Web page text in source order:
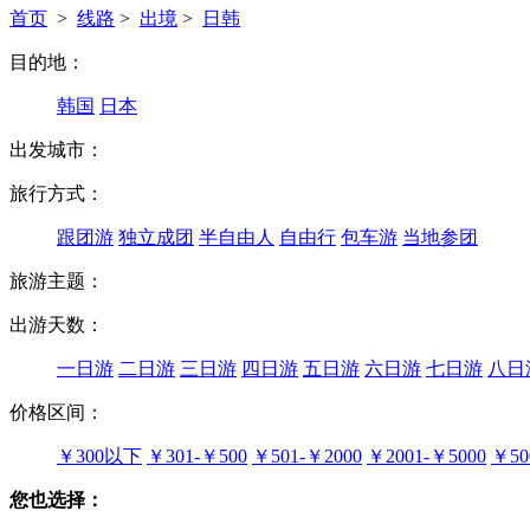
首页 > 线路 > 出境 > 日韩
目的地：
韩国 日本
出发城市：
旅行方式：
跟团游 独立成团 半自由人 自由行 包车游 当地参团
旅游主题：
出游天数：
一日游 二日游 三日游 四日游 五日游 六日游 七日游 八日
价格区间：
￥300以下 ￥301-￥500 ￥501-￥2000 ￥2001-￥5000 ￥
您也选择：